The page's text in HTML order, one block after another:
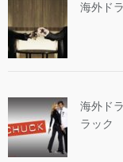
海外ド
海外ド
ラック